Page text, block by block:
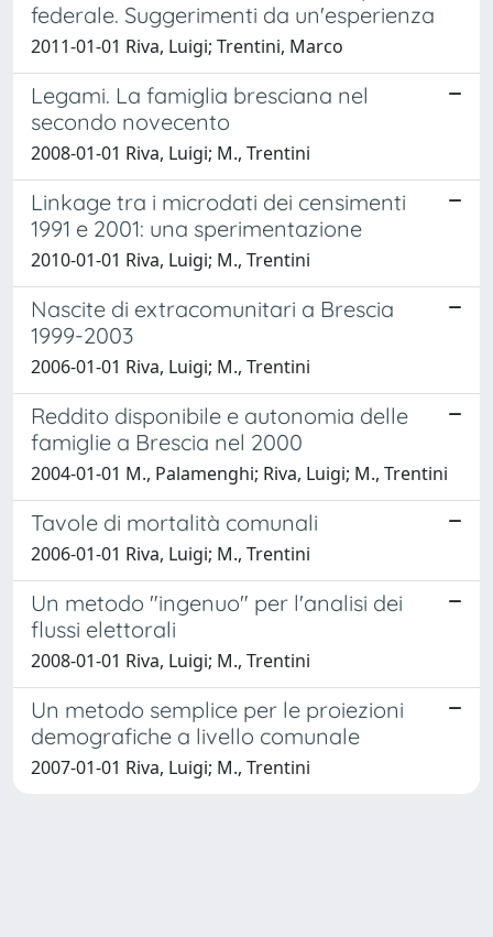
federale. Suggerimenti da un'esperienza
2011-01-01 Riva, Luigi; Trentini, Marco
Legami. La famiglia bresciana nel
secondo novecento
2008-01-01 Riva, Luigi; M., Trentini
Linkage tra i microdati dei censimenti
1991 e 2001: una sperimentazione
2010-01-01 Riva, Luigi; M., Trentini
Nascite di extracomunitari a Brescia
1999-2003
2006-01-01 Riva, Luigi; M., Trentini
Reddito disponibile e autonomia delle
famiglie a Brescia nel 2000
2004-01-01 M., Palamenghi; Riva, Luigi; M., Trentini
Tavole di mortalità comunali
2006-01-01 Riva, Luigi; M., Trentini
Un metodo "ingenuo" per l'analisi dei
flussi elettorali
2008-01-01 Riva, Luigi; M., Trentini
Un metodo semplice per le proiezioni
demografiche a livello comunale
2007-01-01 Riva, Luigi; M., Trentini